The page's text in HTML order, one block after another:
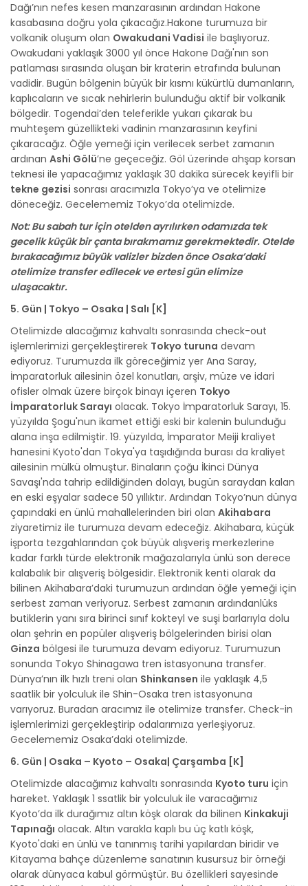
Dağı’nın nefes kesen manzarasının ardından Hakone
kasabasına doğru yola çıkacağız.Hakone turumuza bir
volkanik oluşum olan Owakudani Vadisi ile başlıyoruz.
Owakudani yaklaşık 3000 yıl önce Hakone Dağı'nın son
patlaması sırasında oluşan bir kraterin etrafında bulunan
vadidir. Bugün bölgenin büyük bir kısmı kükürtlü dumanların,
kaplıcaların ve sıcak nehirlerin bulunduğu aktif bir volkanik
bölgedir. Togendai’den teleferikle yukarı çıkarak bu
muhteşem güzellikteki vadinin manzarasının keyfini
çıkaracağız. Öğle yemeği için verilecek serbet zamanın
ardınan Ashi Gölü’ne geçeceğiz. Göl üzerinde ahşap korsan
teknesi ile yapacağımız yaklaşık 30 dakika sürecek keyifli bir
tekne gezisi sonrası aracımızla Tokyo’ya ve otelimize
döneceğiz. Gecelememiz Tokyo’da otelimizde.
Not: Bu sabah tur için otelden ayrılırken odamızda tek
gecelik küçük bir çanta bırakmamız gerekmektedir. Otelde
bırakacağımız büyük valizler bizden önce Osaka’daki
otelimize transfer edilecek ve ertesi gün elimize
ulaşacaktır.
5. Gün | Tokyo – Osaka | Salı [K]
Otelimizde alacağımız kahvaltı sonrasında check-out
işlemlerimizi gerçekleştirerek Tokyo turuna devam
ediyoruz. Turumuzda ilk göreceğimiz yer Ana Saray,
İmparatorluk ailesinin özel konutları, arşiv, müze ve idari
ofisler olmak üzere birçok binayı içeren Tokyo
İmparatorluk Sarayı olacak. Tokyo İmparatorluk Sarayı, 15.
yüzyılda Şogu'nun ikamet ettiği eski bir kalenin bulunduğu
alana inşa edilmiştir. 19. yüzyılda, İmparator Meiji kraliyet
hanesini Kyoto'dan Tokya'ya taşıdığında burası da kraliyet
ailesinin mülkü olmuştur. Binaların çoğu İkinci Dünya
Savaşı'nda tahrip edildiğinden dolayı, bugün saraydan kalan
en eski eşyalar sadece 50 yıllıktır. Ardından Tokyo’nun dünya
çapındaki en ünlü mahallelerinden biri olan Akihabara
ziyaretimiz ile turumuza devam edeceğiz. Akihabara, küçük
işporta tezgahlarından çok büyük alışveriş merkezlerine
kadar farklı türde elektronik mağazalarıyla ünlü son derece
kalabalık bir alışveriş bölgesidir. Elektronik kenti olarak da
bilinen Akihabara’daki turumuzun ardından öğle yemeği için
serbest zaman veriyoruz. Serbest zamanın ardındanlüks
butiklerin yanı sıra birinci sınıf kokteyl ve suşi barlarıyla dolu
olan şehrin en popüler alışveriş bölgelerinden birisi olan
Ginza bölgesi ile turumuza devam ediyoruz. Turumuzun
sonunda Tokyo Shinagawa tren istasyonuna transfer.
Dünya’nın ilk hızlı treni olan Shinkansen ile yaklaşık 4,5
saatlik bir yolculuk ile Shin-Osaka tren istasyonuna
varıyoruz. Buradan aracımız ile otelimize transfer. Check-in
işlemlerimizi gerçekleştirip odalarımıza yerleşiyoruz.
Gecelememiz Osaka’daki otelimizde.
6. Gün | Osaka – Kyoto – Osaka| Çarşamba [K]
Otelimizde alacağımız kahvaltı sonrasında Kyoto turu için
hareket. Yaklaşık 1 ssatlik bir yolculuk ile varacağımız
Kyoto’da ilk durağımız altın köşk olarak da bilinen Kinkakuji
Tapınağı olacak. Altın varakla kaplı bu üç katlı köşk,
Kyoto'daki en ünlü ve tanınmış tarihi yapılardan biridir ve
Kitayama bahçe düzenleme sanatının kusursuz bir örneği
olarak dünyaca kabul görmüştür. Bu özellikleri sayesinde